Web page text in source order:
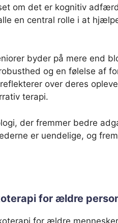
om det er kognitiv
en central rolle i at
byder på mere end
og en følelse af
over deres
terapi.
der fremmer bedre
er uendelige, og
for ældre